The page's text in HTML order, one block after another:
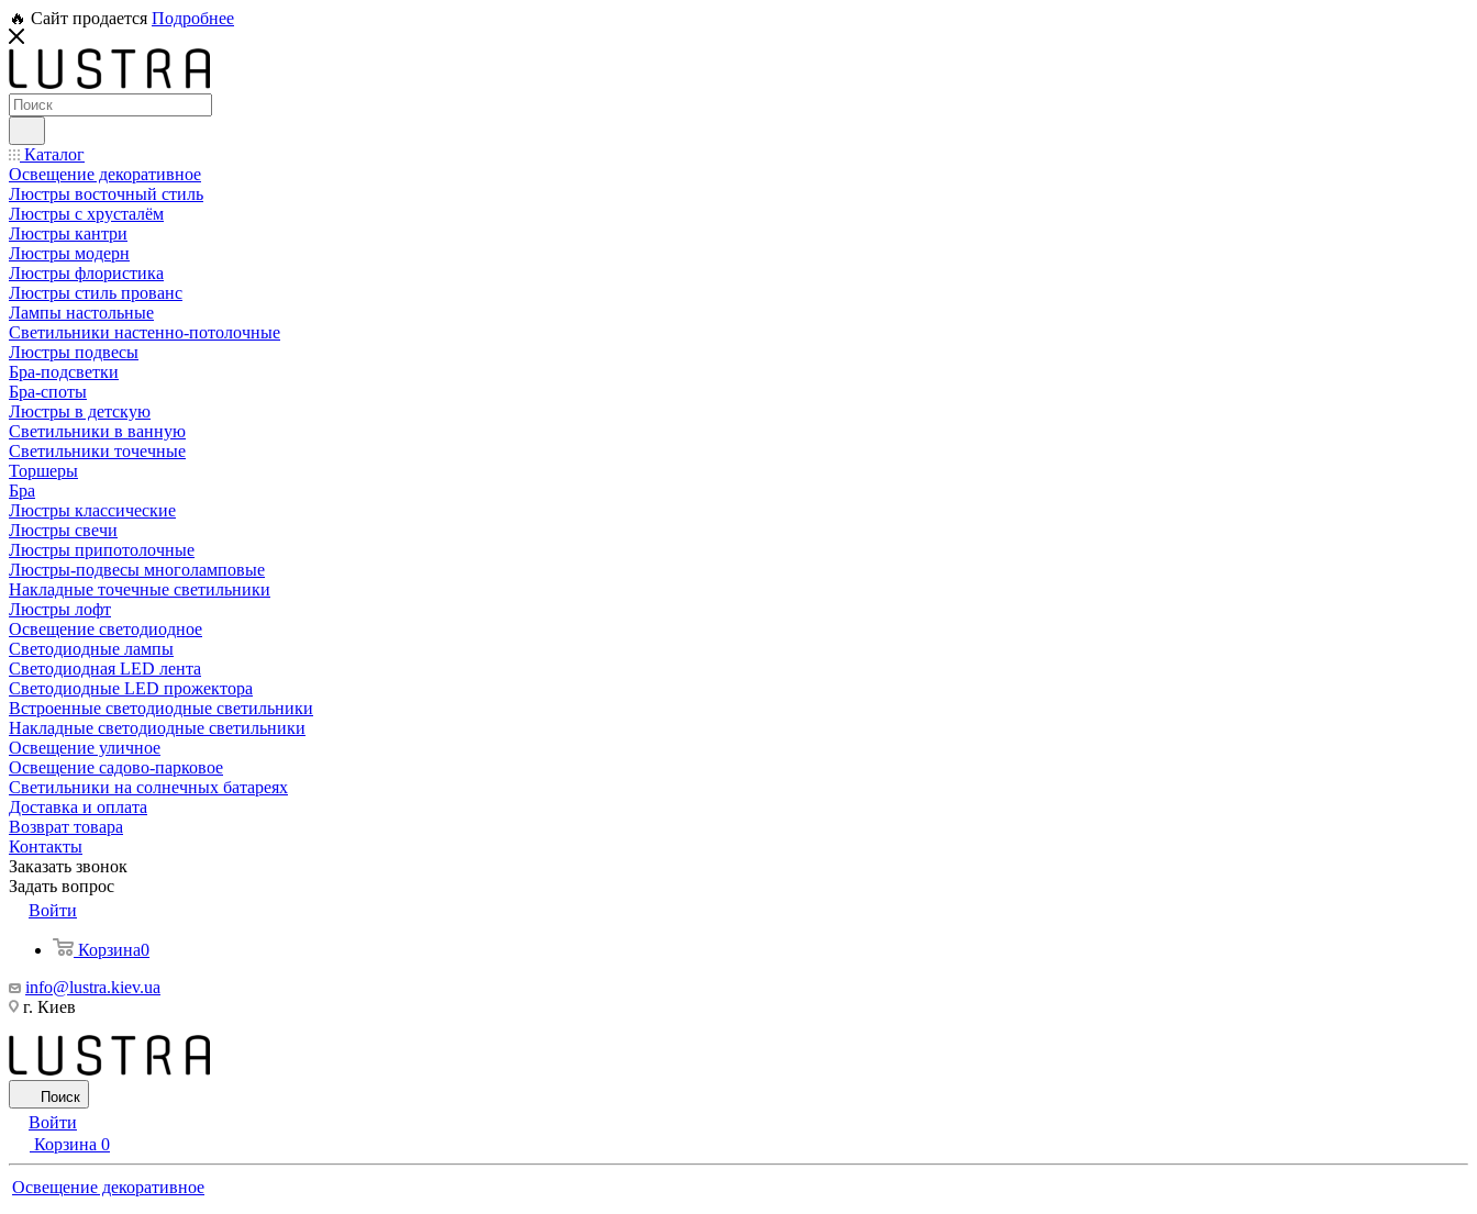
🔥 Сайт продается Подробнее
Каталог
Освещение декоративное
Люстры восточный стиль
Люстры с хрусталём
Люстры кантри
Люстры модерн
Люстры флористика
Люстры стиль прованс
Лампы настольные
Светильники настенно-потолочные
Люстры подвесы
Бра-подсветки
Бра-споты
Люстры в детскую
Светильники в ванную
Светильники точечные
Торшеры
Бра
Люстры классические
Люстры свечи
Люстры припотолочные
Люстры-подвесы многоламповые
Накладные точечные светильники
Люстры лофт
Освещение светодиодное
Светодиодные лампы
Светодиодная LED лента
Светодиодные LED прожектора
Встроенные светодиодные светильники
Накладные светодиодные светильники
Освещение уличное
Освещение садово-парковое
Светильники на солнечных батареях
Доставка и оплата
Возврат товара
Контакты
Заказать звонок
Задать вопрос
Войти
Корзина0
info@lustra.kiev.ua
г. Киев
Поиск
Войти
Корзина 0
Освещение декоративное